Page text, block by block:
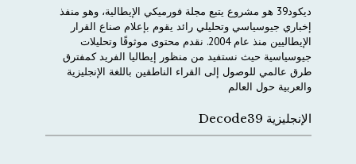
ديكود39 هو مشروع يتبع مجلة فورميكي الإيطالية، وهو منفذ
إخباري جيوسياسي وتحليلي رائد يقوم بإعلام صناع القرار
الإيطاليين منذ عام 2004. نقدم محتوى موثوقًا وتحليلات
جيوسياسية حيث نستفيد من منظور إيطاليا الفريد كمفترق
طرق عالمي للوصول إلى القراء الناطقين باللغة الإنجليزية
والعربية حول العالم
الإنجليزية Decode39